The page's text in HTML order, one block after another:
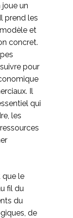
joue un
prend les
et
concret.
pour
Il
qui
les
que le
fil du
du
de